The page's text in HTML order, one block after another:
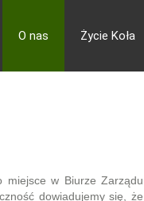
O nas Życie Koła
miejsce w Biurze Zarządu
dowiadujemy się, że